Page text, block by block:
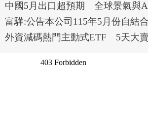
中國5月出口超預期 全球景氣與
富驊:公告本公司115年5月份自結
外資減碼熱門主動式ETF 5天大